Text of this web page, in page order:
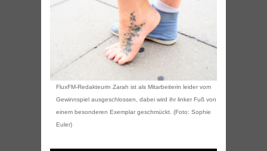
FluxFM-Redakteurin Zarah ist als Mitarbeiterin leider vom
Gewinnspiel ausgeschlossen, dabei wird ihr linker Fuß von
einem besonderen Exemplar geschmückt. (Foto: Sophie
Euler)